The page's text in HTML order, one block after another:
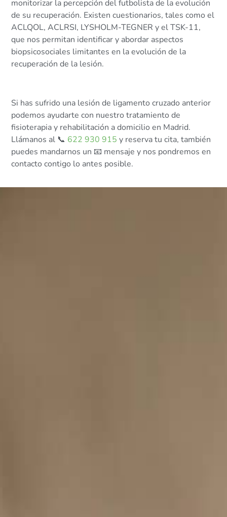
monitorizar la percepción del futbolista de la evolución
de su recuperación. Existen cuestionarios, tales como el
ACLQOL, ACLRSI, LYSHOLM-TEGNER y el TSK-11,
que nos permitan identificar y abordar aspectos
biopsicosociales limitantes en la evolución de la
recuperación de la lesión.
Si has sufrido una lesión de ligamento cruzado anterior
podemos ayudarte con nuestro tratamiento de
fisioterapia y rehabilitación a domicilio en Madrid.
Llámanos al 📞 622 930 915 y reserva tu cita, también
puedes mandarnos un 📧 mensaje y nos pondremos en
contacto contigo lo antes posible.